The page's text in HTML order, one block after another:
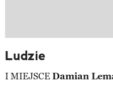
Ludzie
I MIEJSCEDamian